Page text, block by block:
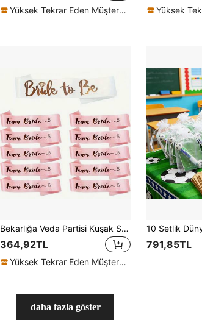
Yüksek Tekrar Eden Müşteriler
Bekarlığa Veda Partisi Kuşak Seti, 1 Beyaz Gelin Kuşağı ve 10 Pembe Nedime Kuşağı İçerir, Bekarlığa Veda Partileri, Gelin Hamamı, Bekarlığa Veda Partileri vb. İçin Uygundur, Gelin ve Nedimeler İçin Dekorasyon Olarak Kullanılabilir
364,92TL
Yüksek Tekrar Eden Müşteriler
791,85TL
daha fazla göster